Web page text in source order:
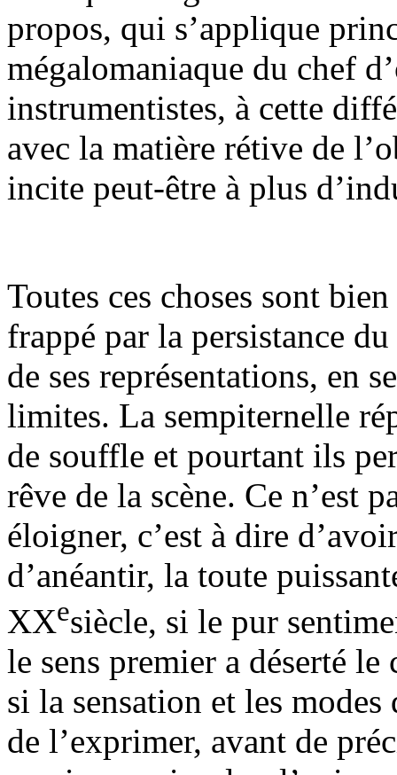
propos, qui s’applique
mégalomaniaque du chef
instrumentistes, à cette
avec la matière rétive de
incite peut-être à plus
Toutes ces choses sont
frappé par la persistance
de ses représentations, en
limites. La sempiternelle
de souffle et pourtant ils
rêve de la scène. Ce n’est
éloigner, c’est à dire
d’anéantir, la toute
XXesiècle, si le pur
le sens premier a déserté
si la sensation et les
de l’exprimer, avant de